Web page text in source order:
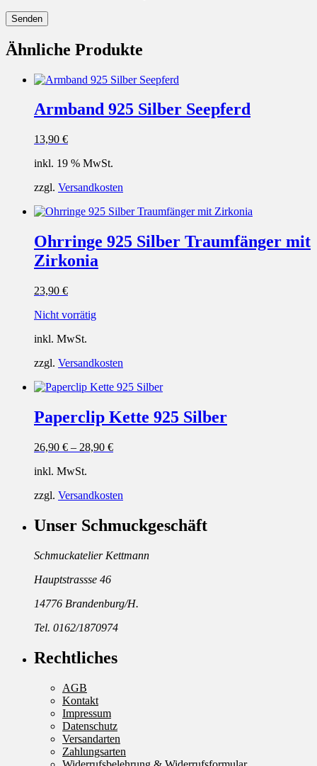
Ähnliche Produkte
Armband 925 Silber Seepferd
13,90 €
inkl. 19 % MwSt.
zzgl. Versandkosten
Ohrringe 925 Silber Traumfänger mit
Zirkonia
23,90 €
Nicht vorrätig
inkl. MwSt.
zzgl. Versandkosten
Paperclip Kette 925 Silber
26,90 € – 28,90 €
inkl. MwSt.
zzgl. Versandkosten
Unser Schmuckgeschäft
Schmuckatelier Kettmann
Hauptstrassse 46
14776 Brandenburg/H.
Tel. 0162/1870974
Rechtliches
AGB
Kontakt
Impressum
Datenschutz
Versandarten
Zahlungsarten